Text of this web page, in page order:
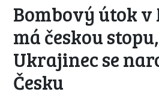
Bombový útok v
má českou
Ukrajinec se
Česku